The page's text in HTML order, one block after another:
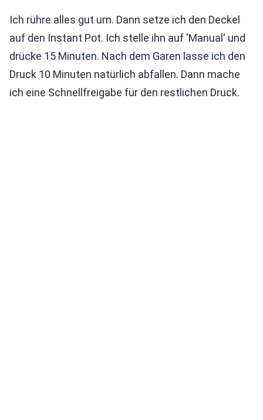
Ich rühre alles gut um. Dann setze ich den Deckel
auf den Instant Pot. Ich stelle ihn auf 'Manual' und
drücke 15 Minuten. Nach dem Garen lasse ich den
Druck 10 Minuten natürlich abfallen. Dann mache
ich eine Schnellfreigabe für den restlichen Druck.